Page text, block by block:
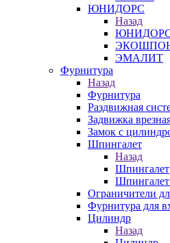
ЮНИДОРС
Назад
ЭМАЛИТ
Фурнитура
Назад
Фурнитура
Раздвижная
Задвижка
Замок с
Шпингалет
Назад
Шпингалет
Ограничители
Фурнитура для
Цилиндр
Назад